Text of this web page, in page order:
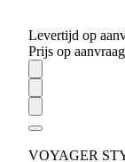
Levertijd op
Prijs op aanvraag
VOYAGER